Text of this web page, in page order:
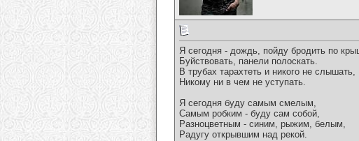
Я сегодня - дождь, пойду бродить по
Буйствовать, панели полоскать.
В трубах тарахтеть и никого не слышать,
Никому ни в чем не уступать.
Я сегодня буду самым смелым,
Самым робким - буду сам собой,
Разноцветным - синим, рыжим, белым,
Радугу открывшим над рекой.